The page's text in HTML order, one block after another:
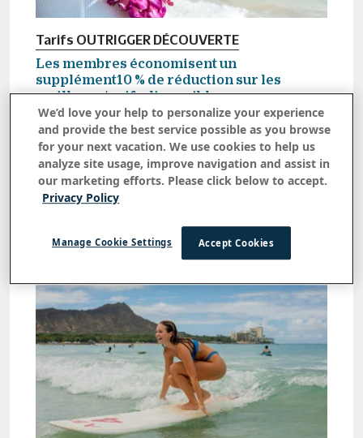
Tarifs OUTRIGGER DÉCOUVERTE
Les membres économisent un
supplément10 % de réduction sur les
meilleurs tarifs disponibles
Rejoignez OUTRIGGER DISCOVERY pour nos tarifs les
plus bas. L'adhésion est gratuite et facile à rejoindre.
Vérifier la disponibilité Learn More
We’d love your help to personalize your experience
and provide the best service possible as you browse
for your next vacation. We use cookies to help us
analyze site usage, improve navigation and assist in
our marketing efforts. Please click below to accept.
Privacy Policy
Accept Cookies
Manage Cookie Settings